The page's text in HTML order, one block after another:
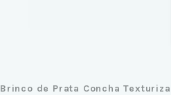
Brinco de Prata Concha